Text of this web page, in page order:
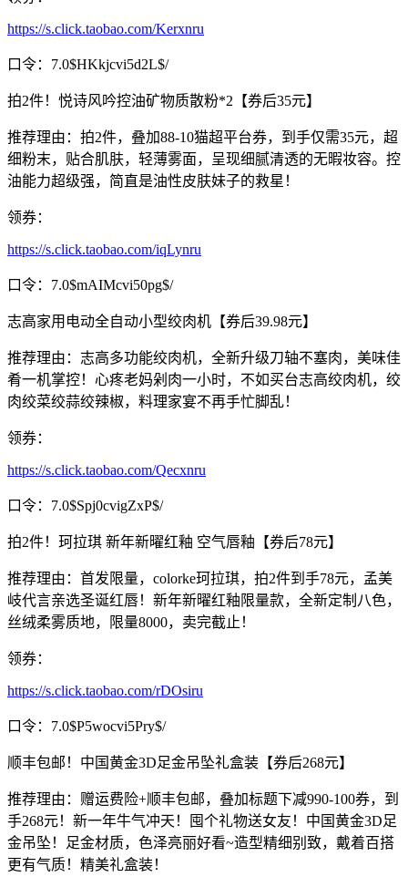
https://s.click.taobao.com/Kerxnru
口令：7.0$HKkjcvi5d2L$/
拍2件！悦诗风吟控油矿物质散粉*2【券后35元】
推荐理由：拍2件，叠加88-10猫超平台券，到手仅需35元，超
细粉末，贴合肌肤，轻薄雾面，呈现细腻清透的无暇妆容。控
油能力超级强，简直是油性皮肤妹子的救星！
领券：
https://s.click.taobao.com/iqLynru
口令：7.0$mAIMcvi50pg$/
志高家用电动全自动小型绞肉机【券后39.98元】
推荐理由：志高多功能绞肉机，全新升级刀轴不塞肉，美味佳
肴一机掌控！心疼老妈剁肉一小时，不如买台志高绞肉机，绞
肉绞菜绞蒜绞辣椒，料理家宴不再手忙脚乱！
领券：
https://s.click.taobao.com/Qecxnru
口令：7.0$Spj0cvigZxP$/
拍2件！珂拉琪 新年新曜红釉 空气唇釉【券后78元】
推荐理由：首发限量，colorke珂拉琪，拍2件到手78元，孟美
岐代言亲选圣诞红唇！新年新曜红釉限量款，全新定制八色，
丝绒柔雾质地，限量8000，卖完截止！
领券：
https://s.click.taobao.com/rDOsiru
口令：7.0$P5wocvi5Pry$/
顺丰包邮！中国黄金3D足金吊坠礼盒装【券后268元】
推荐理由：赠运费险+顺丰包邮，叠加标题下减990-100券，到
手268元！新一年牛气冲天！囤个礼物送女友！中国黄金3D足
金吊坠！足金材质，色泽亮丽好看~造型精细别致，戴着百搭
更有气质！精美礼盒装！